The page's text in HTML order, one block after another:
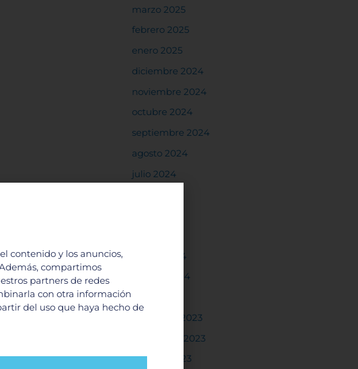
marzo 2025
febrero 2025
enero 2025
diciembre 2024
noviembre 2024
octubre 2024
septiembre 2024
agosto 2024
julio 2024
marzo 2024
febrero 2024
diciembre 2023
noviembre 2023
octubre 2023
contenido y los anuncios,
compartimos
partners de redes
con otra información
del uso que haya hecho de